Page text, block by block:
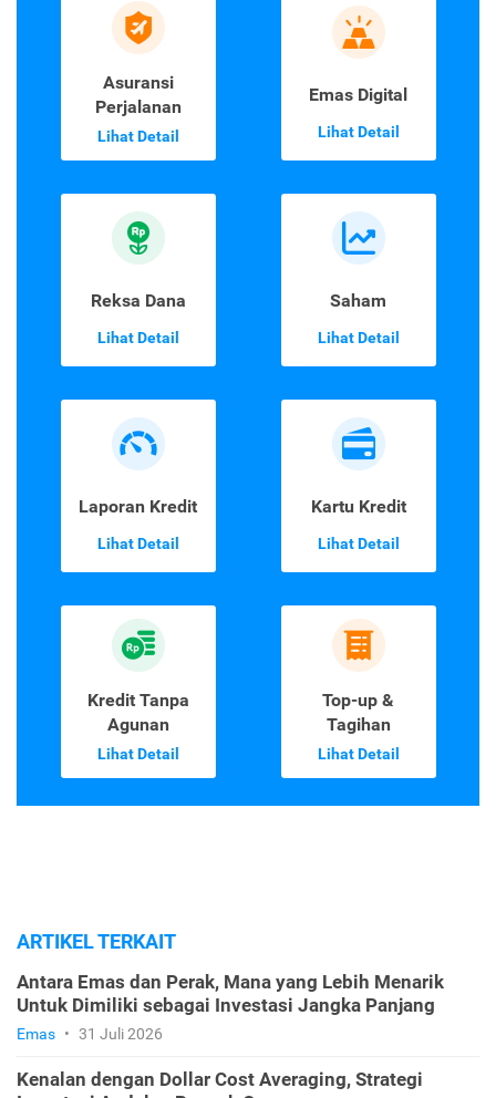
Asuransi
Perjalanan
Lihat Detail
Emas Digital
Lihat Detail
Reksa Dana
Lihat Detail
Saham
Lihat Detail
Laporan Kredit
Lihat Detail
Kartu Kredit
Lihat Detail
Kredit Tanpa
Agunan
Lihat Detail
Top-up &
Tagihan
Lihat Detail
ARTIKEL TERKAIT
Antara Emas dan Perak, Mana yang Lebih Menarik
Untuk Dimiliki sebagai Investasi Jangka Panjang
Emas • 31 Juli 2026
Kenalan dengan Dollar Cost Averaging, Strategi